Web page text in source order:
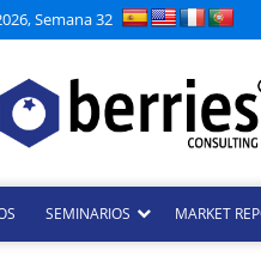
Semana 32
SEMINARIOS MARKET